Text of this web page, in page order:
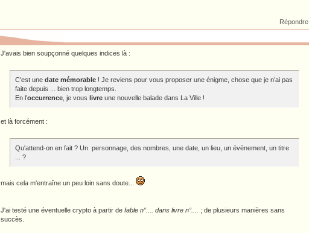
Répondre
J'avais bien soupçonné quelques indices là :
C'est une date mémorable ! Je reviens pour vous proposer une énigme, chose que je n’ai pas
faite depuis ... bien trop longtemps.
En l’occurrence , je vous livre une nouvelle balade dans La Ville !
et là forcément :
Qu'attend-on en fait ? Un personnage, des nombres, une date, un lieu, un évènement, un titre
... ?
mais cela m'entraîne un peu loin sans doute...
J'ai testé une éventuelle crypto à partir de fable n°.... dans livre n°....
; de plusieurs manières sans
succès.